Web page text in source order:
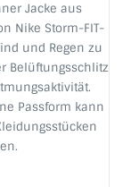
Jacke aus
Nike Storm-FIT-
und Regen zu
Belüftungsschlitz
Passform kann